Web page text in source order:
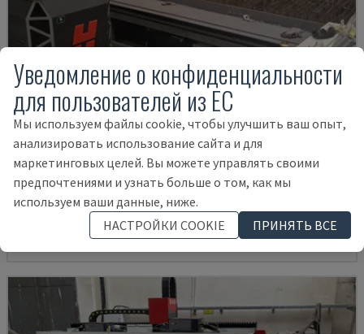
BPS 2004
BAYKAL - СТАНОК ПЛАЗМЕННОЙ РЕЗКИ
РУМЫНИЯ 2019
52.000 €
Уведомление о конфиденциальности
для пользователей из ЕС
Мы используем файлы cookie, чтобы улучшить ваш опыт,
анализировать использование сайта и для
маркетинговых целей. Вы можете управлять своими
предпочтениями и узнать больше о том, как мы
используем ваши данные, ниже.
НАСТРОЙКИ COOKIE
ПРИНЯТЬ ВСЕ